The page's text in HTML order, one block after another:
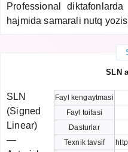
Professional
hajmida samarali nutq
SLN
Fayl kengaytmasi
Fayl toifasi
Dasturlar
Texnik tavsif
SLN
(Signed
Linear)
—